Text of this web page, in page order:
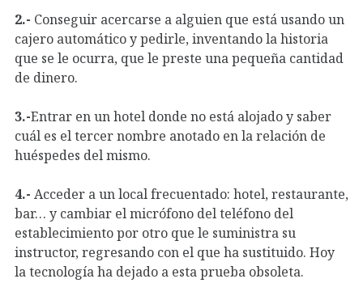
2.- Conseguir acercarse a alguien que está usando un
cajero automático y pedirle, inventando la historia
que se le ocurra, que le preste una pequeña cantidad
de dinero.
3.-Entrar en un hotel donde no está alojado y saber
cuál es el tercer nombre anotado en la relación de
huéspedes del mismo.
4.- Acceder a un local frecuentado: hotel, restaurante,
bar… y cambiar el micrófono del teléfono del
establecimiento por otro que le suministra su
instructor, regresando con el que ha sustituido. Hoy
la tecnología ha dejado a esta prueba obsoleta.